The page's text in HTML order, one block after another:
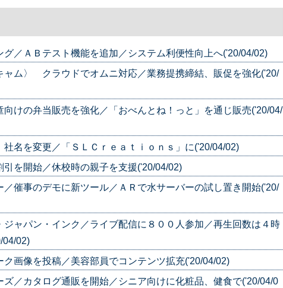
グ／ＡＢテスト機能を追加／システム利便性向上へ('20/04/02)
ャム〉 クラウドでオムニ対応／業務提携締結、販促を強化('20/
向けの弁当販売を強化／「おべんとね！っと」を通じ販売('20/04/
社名を変更／「ＳＬＣｒｅａｔｉｏｎｓ」に('20/04/02)
引を開始／休校時の親子を支援('20/04/02)
／催事のデモに新ツール／ＡＲで水サーバーの試し置き開始('20/
ジャパン・インク／ライブ配信に８００人参加／再生回数は４時
04/02)
ク画像を投稿／美容部員でコンテンツ拡充('20/04/02)
ズ／カタログ通販を開始／シニア向けに化粧品、健食で('20/04/0